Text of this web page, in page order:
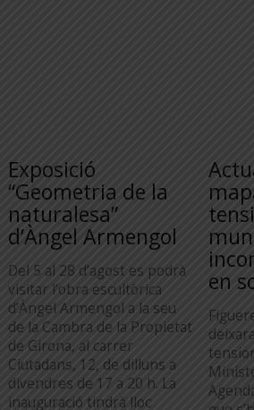
Exposició
“Geometria de la
naturalesa”
d’Àngel Armengol
Del 5 al 28 d’agost es podrà
visitar l’obra escultòrica
d’Àngel Armengol a la seu
de la Cambra de la Propietat
de Girona, al carrer
Ciutadans, 12, de dilluns a
divendres de 17 a 20 h. La
inauguració tindrà lloc
en